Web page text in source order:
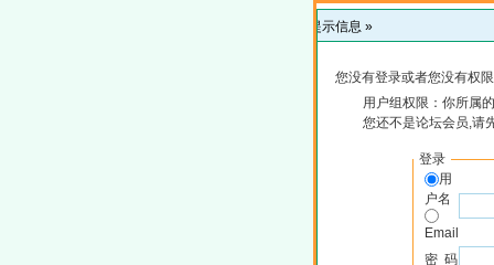
提示信息 »
您没有登录或者您没有权
用户组权限：你所属
您还不是论坛会员,请
登录
用
户名
Email
密 码